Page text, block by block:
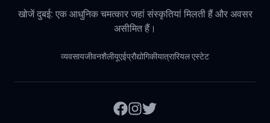
खोजें दुबई: एक आधुनिक चमत्कार जहां संस्कृतियां मिलती हैं और अवसर
असीमित हैं।
व्यवसायजीवनशैलीयूएईप्रौद्योगिकीयात्रारियल एस्टेट